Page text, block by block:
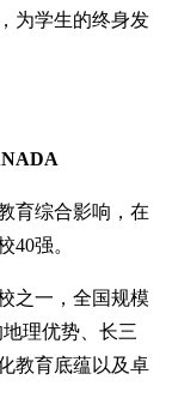
为学生的终身发
育综合影响，在
40强。
之一，全国规模
理优势、长三
教育底蕴以及卓